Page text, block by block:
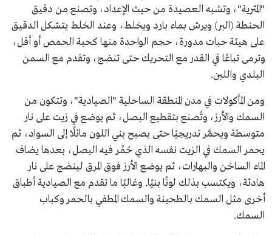
"المثرية"، وتشبه العصيدة من حيث الإعداد، وتصنع من دقيق
الحنطة (البر) ويرش بماء بارد ويخلط، وعند الخلط يتشكل الدقيق
على هيئة حبات مدورة، حجم الواحدة منها كحبة الحمص أو أقل،
وترمى تباعًا في القدر مع التحريك حتى تنضج، وتقدم مع السمن
البلدي واللبن.
ومن المأكولات في مدن المنطقة الساحلية "الصيادية"، وتتكون من
السمك والأرز، وتُصنع بتقطيع البصل، ثم يوضع في زيت على نار
متوسطة ويحمَّر تدريجيًا حتى يصبح بني اللون مائلًا إلى السواد، ثم
يحمر السمك في الزيت نفسه الذي حُمِّر فيه البصل، بعدها يضاف
الماء الساخن والبهارات، ثم يوضع الأرز فوق المرق لينضج على نار
هادئة، ويكتسب بذلك لونًا بنيًا. وغالبًا ما تقدم مع الصيادية أطباق
أخرى مثل السمك بالطحينة والسمك المطفي بالحمر وكباب
السمك.